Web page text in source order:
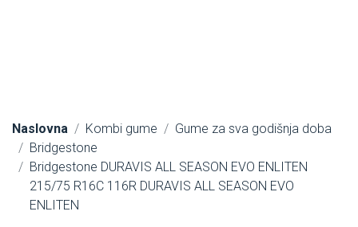
Naslovna Kombi gume
Gume za sva godišnja doba
Bridgestone
Bridgestone DURAVIS ALL SEASON EVO ENLITEN
215/75 R16C 116R DURAVIS ALL SEASON EVO
ENLITEN